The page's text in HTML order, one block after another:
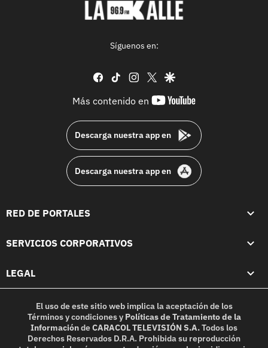
Síguenos en:
facebook
tiktok instagram
twittergoogle
Más contenido en
youtube-
Descarga nuestra app en
Descarga nuestra app en
RED DE PORTALES
SERVICIOS CORPORATIVOS
LEGAL
El uso de este sitio web implica la aceptación de los
Términos y condicionesy Políticas de Tratamiento de la
InformacióndeCARACOL TELEVISIÓN S.A.Todos los
Derechos Reservados D.R.A. Prohibida su reproducción